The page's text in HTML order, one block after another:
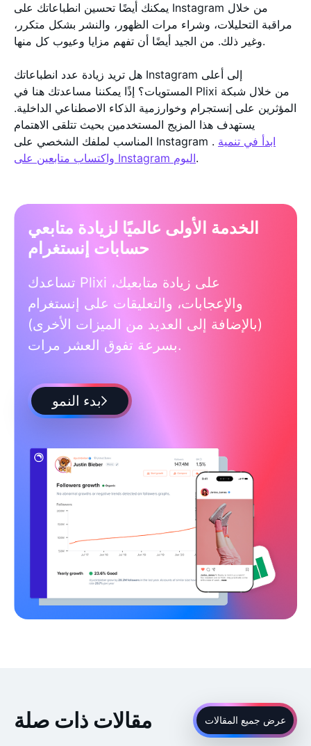
يمكنك أيضًا تحسين انطباعاتك على Instagram من خلال
مراقبة التحليلات، وشراء مرات الظهور، والنشر بشكل متكرر،
وغير ذلك. من الجيد أيضًا أن تفهم مزايا وعيوب كل منها.
هل تريد زيادة عدد انطباعاتك Instagram إلى أعلى
المستويات؟ إذًا يمكننا مساعدتك هنا في Plixi من خلال شبكة
المؤثرين على إنستجرام وخوارزمية الذكاء الاصطناعي الداخلية.
يستهدف هذا المزيج المستخدمين بحيث تتلقى الاهتمام
المناسب لملفك الشخصي على Instagram . ابدأ في تنمية
واكتساب متابعين على Instagram اليوم.
الخدمة الأولى عالميًا لزيادة متابعي
حسابات إنستغرام
تساعدك Plixi على زيادة متابعيك،
والإعجابات، والتعليقات على إنستغرام
(بالإضافة إلى العديد من الميزات الأخرى)
بسرعة تفوق العشر مرات.
بدء النمو
مقالات ذات صلة عرض جميع المقالات